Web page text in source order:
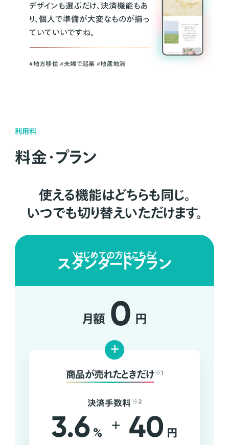
デザインも選ぶだけ、決済機能もあ
り、個人で準備が大変なものが揃っ
ていていいですね。
#地方移住 #夫婦で起業 #地産地消
利用料
料金・プラン
使える機能はどちらも同じ。
いつでも切り替えいただけます。
はじめての方はこちら
スタンダードプラン
月額 0 円
+
商品が売れたときだけ ※1
決済手数料 ※2
3.6 % + 40 円